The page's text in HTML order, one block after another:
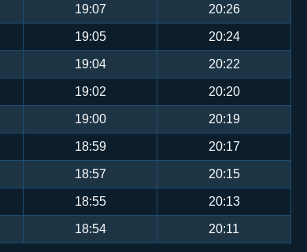
19:07 20:26
19:05 20:24
19:04 20:22
19:02 20:20
19:00 20:19
18:59 20:17
18:57 20:15
18:55 20:13
18:54 20:11